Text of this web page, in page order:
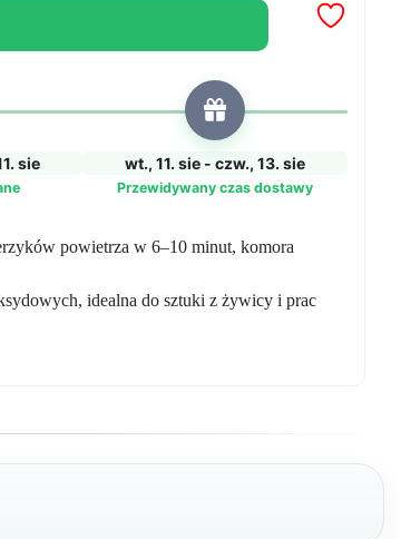
sie wt., 11. sie - czw., 13. sie
Przewidywany czas dostawy
powietrza w 6–10 minut, komora
idealna do sztuki z żywicy i prac